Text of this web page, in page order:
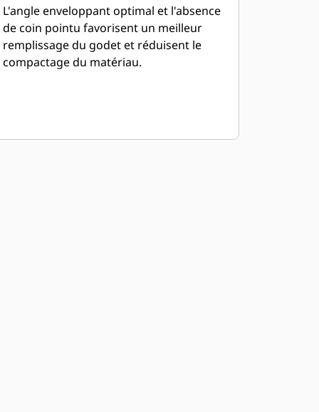
L'angle enveloppant optimal et l'absence
de coin pointu favorisent un meilleur
remplissage du godet et réduisent le
compactage du matériau.